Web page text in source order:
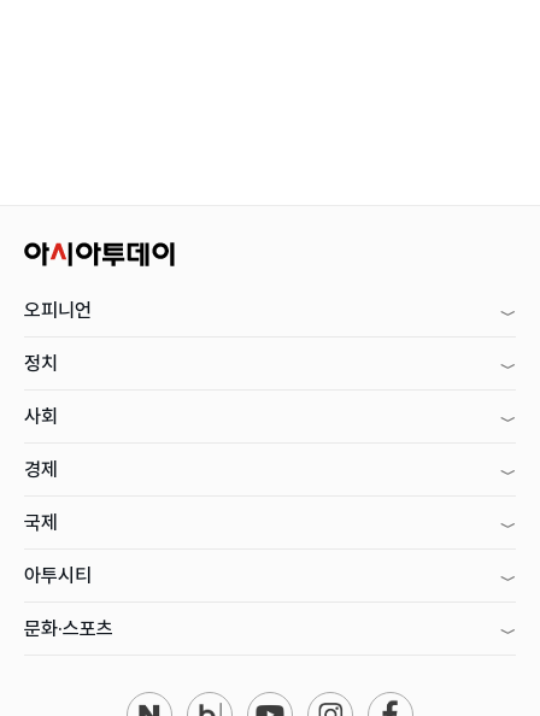
오피니언
정치
사회
경제
국제
아투시티
문화·스포츠